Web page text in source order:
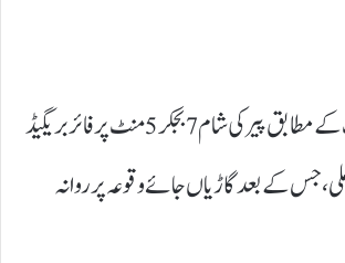
بھارتی میڈیا رپورٹ کے مطابق پیر کی شام 7 بجکر 5 منٹ پر فائربریگیڈ
جس کے بعد گاڑیاں جائے وقوعہ پر روانہ